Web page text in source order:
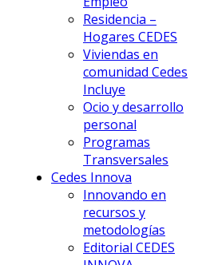
Residencia –
Hogares CEDES
Viviendas en
comunidad Cedes
Incluye
Ocio y desarrollo
personal
Programas
Transversales
Cedes Innova
Innovando en
recursos y
metodologías
Editorial CEDES